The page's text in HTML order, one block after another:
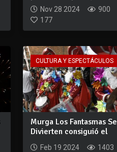
honor a Carlos Pá...
Nov 28 2024
900
177
CULTURA Y ESPECTÁCULOS
Murga Los Fantasmas Se
Divierten consiguió el
Feb 19 2024
1403